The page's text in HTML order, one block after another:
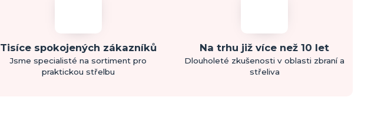
Tisíce spokojených zákazníků
Jsme specialisté na sortiment pro
praktickou střelbu
Na trhu již více než 10 let
Dlouholeté zkušenosti v oblasti zbraní a
střeliva